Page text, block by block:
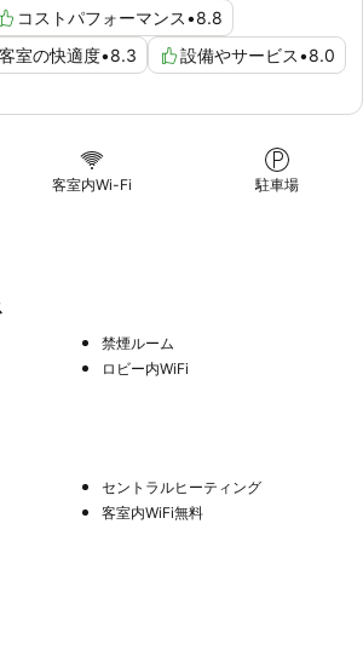
コストパフォーマンス•8.8
客室の快適度•8.3 設備やサービス•8.0
客室内Wi-Fi 駐車場
禁煙ルーム
ロビー内WiFi
セントラルヒーティング
客室内WiFi無料